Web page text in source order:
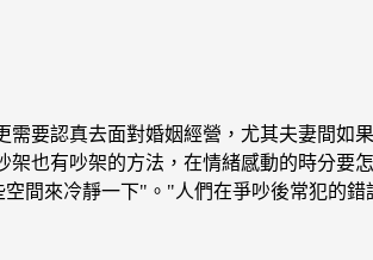
要認真去面對婚姻經營，尤其夫妻間如
也有吵架的方法，在情緒感動的時分要
間來冷靜一下"。"人們在爭吵後常犯的